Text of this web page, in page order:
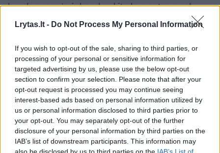
Lrytas.lt - Do Not Process My Personal Information
If you wish to opt-out of the sale, sharing to third parties, or
processing of your personal or sensitive information for
targeted advertising by us, please use the below opt-out
section to confirm your selection. Please note that after your
opt-out request is processed you may continue seeing
interest-based ads based on personal information utilized by
us or personal information disclosed to third parties prior to
your opt-out. You may separately opt-out of the further
disclosure of your personal information by third parties on the
IAB’s list of downstream participants. This information may
bendruomenės ir bendraukite komentaruose!
Prisijungti komentatoriams